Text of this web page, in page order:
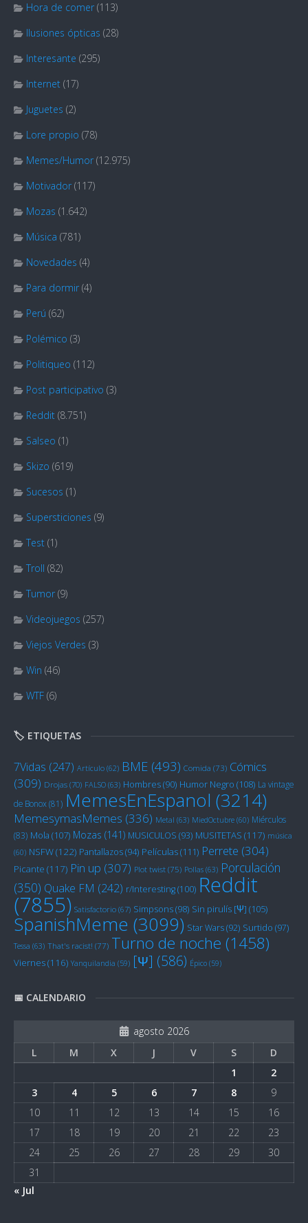
Hora de comer (113)
Ilusiones ópticas (28)
Interesante (295)
Internet (17)
Juguetes (2)
Lore propio (78)
Memes/Humor (12.975)
Motivador (117)
Mozas (1.642)
Música (781)
Novedades (4)
Para dormir (4)
Perú (62)
Polémico (3)
Politiqueo (112)
Post participativo (3)
Reddit (8.751)
Salseo (1)
Skizo (619)
Sucesos (1)
Supersticiones (9)
Test (1)
Troll (82)
Tumor (9)
Videojuegos (257)
Viejos Verdes (3)
Win (46)
WTF (6)
🏷️ ETIQUETAS
7Vidas (247) Artículo (62) BME (493) Comida (73) Cómics
(309) Drojas (70) FALSO (63) Hombres(90) Humor Negro (108) La vintage
de Bonox(81) MemesEnEspanol (3214)
MemesymasMemes (336) Metal (63) MiedOctubre (60) Miérculos
(83) Mola (107) Mozas (141) MUSICULOS (93) MUSITETAS (117) música
(60) NSFW(122) Pantallazos(94) Películas(111) Perrete (304)
Picante (117) Pin up (307) Plot twist (75) Pollas (63) Porculación
(350) Quake FM (242) r/Interesting(100) Reddit
(7855) Satisfactorio (67) Simpsons(98) Sin pirulís [Ψ] (105)
SpanishMeme (3099) Star Wars(92) Surtido (97)
Tessa (63) That's racist! (77) Turno de noche (1458)
Viernes(116) Yanquilandia (59) [Ψ] (586) Épico (59)
📅 CALENDARIO
agosto 2026
L
M X J V S
D
1
2
3
4 5 6 7 8
9
10
11 12 13 14 15
16
17
18 19 20 21 22
23
24
25 26 27 28 29
30
31
« Jul